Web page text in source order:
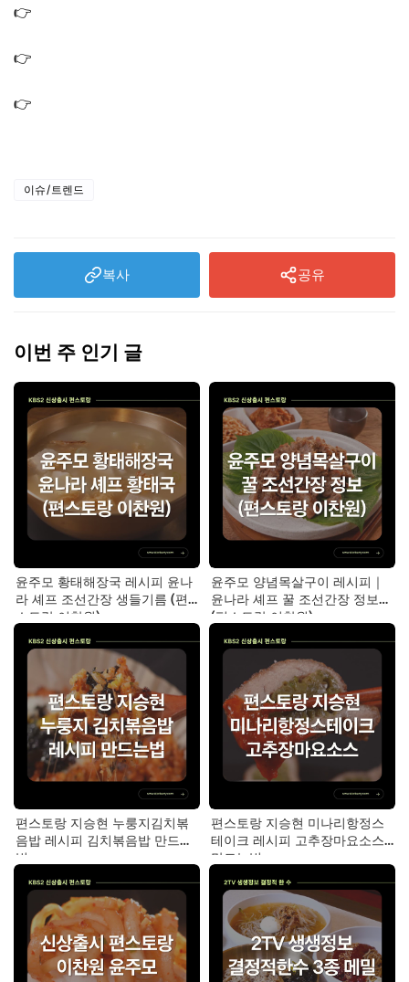
👉
👉
👉
이슈/트렌드
복사 공유
이번 주 인기 글
윤주모 황태해장국 레시피 윤나
라 셰프 조선간장 생들기름 (편
스토랑 이찬원)
윤주모 양념목살구이 레시피｜
윤나라 셰프 꿀 조선간장 정보
(편스토랑 이찬원)
편스토랑 지승현 누룽지김치볶
음밥 레시피 김치볶음밥 만드는
법
편스토랑 지승현 미나리항정스
테이크 레시피 고추장마요소스
만드는법